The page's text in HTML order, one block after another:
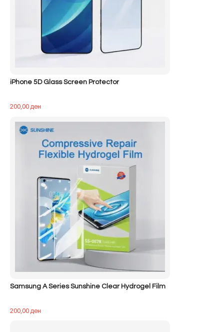
iPhone 5D Glass Screen Protector
200,00ден
Samsung A Series Sunshine Clear Hydrogel Film
200,00ден